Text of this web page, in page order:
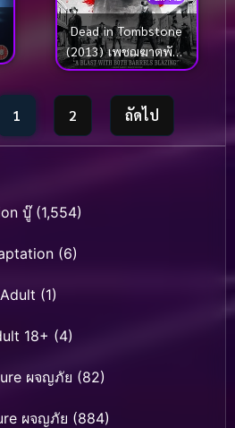
Dead in Tombstone
(2013) เพชฌฆาตพันธุ์
นรก
1 2 ถัดไป
บู๊(1,554)
(6)
Adult (1)
18+ (4)
ผจญภัย (82)
ผจญภัย (884)